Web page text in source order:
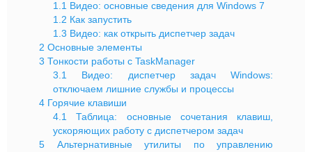
1.1 Видео: основные сведения для Windows 7
1.2 Как запустить
1.3 Видео: как открыть диспетчер задач
2 Основные элементы
3 Тонкости работы с TaskManager
3.1
Видео: диспетчер задач Windows:
отключаем лишние службы и процессы
4 Горячие клавиши
4.1
Таблица: основные сочетания клавиш,
ускоряющих работу с диспетчером задач
5 Альтернативные утилиты по управлению